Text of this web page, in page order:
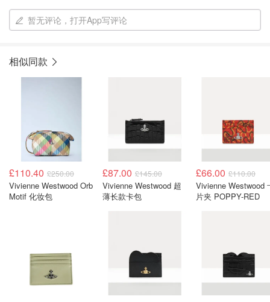
暂无评论，打开App写评论
相似同款
£110.40 £250.00
Vivienne Westwood Orb
Motif 化妆包
£87.00 £145.00
Vivienne Westwood 超
薄长款卡包
£66.00 £110.00
Vivienne Westwood
片夹 POPPY-RED